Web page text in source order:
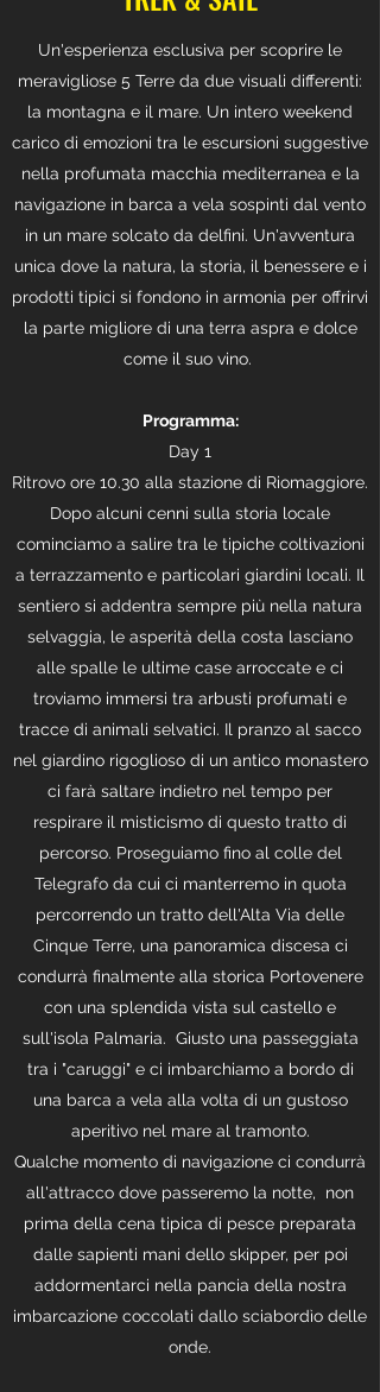
Un'esperienza esclusiva per scoprire le
meravigliose 5 Terre da due visuali differenti:
la montagna e il mare. Un intero weekend
carico di emozioni tra le escursioni suggestive
nella profumata macchia mediterranea e la
navigazione in barca a vela sospinti dal vento
in un mare solcato da delfini. Un'avventura
unica dove la natura, la storia, il benessere e i
prodotti tipici si fondono in armonia per offrirvi
la parte migliore di una terra aspra e dolce
come il suo vino.
Programma:
Day 1
Ritrovo ore 10.30 alla stazione di Riomaggiore.
Dopo alcuni cenni sulla storia locale
cominciamo a salire tra le tipiche coltivazioni
a terrazzamento e particolari giardini locali. Il
sentiero si addentra sempre più nella natura
selvaggia, le asperità della costa lasciano
alle spalle le ultime case arroccate e ci
troviamo immersi tra arbusti profumati e
tracce di animali selvatici. Il pranzo al sacco
nel giardino rigoglioso di un antico monastero
ci farà saltare indietro nel tempo per
respirare il misticismo di questo tratto di
percorso. Proseguiamo fino al colle del
Telegrafo da cui ci manterremo in quota
percorrendo un tratto dell'Alta Via delle
Cinque Terre, una panoramica discesa ci
condurrà finalmente alla storica Portovenere
con una splendida vista sul castello e
sull'isola Palmaria. Giusto una passeggiata
tra i "caruggi" e ci imbarchiamo a bordo di
una barca a vela alla volta di un gustoso
aperitivo nel mare al tramonto.
Qualche momento di navigazione ci condurrà
all'attracco dove passeremo la notte, non
prima della cena tipica di pesce preparata
dalle sapienti mani dello skipper, per poi
addormentarci nella pancia della nostra
imbarcazione coccolati dallo sciabordìo delle
onde.